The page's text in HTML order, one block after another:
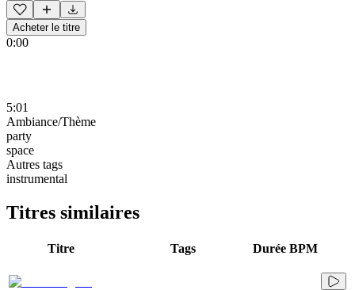
Acheter le titre
0:00
5:01
Ambiance/Thème
party
space
Autres tags
instrumental
Titres similaires
Titre Tags Durée BPM